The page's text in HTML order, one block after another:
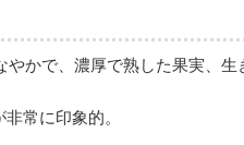
かで、濃厚で熟した果実、
常に印象的。